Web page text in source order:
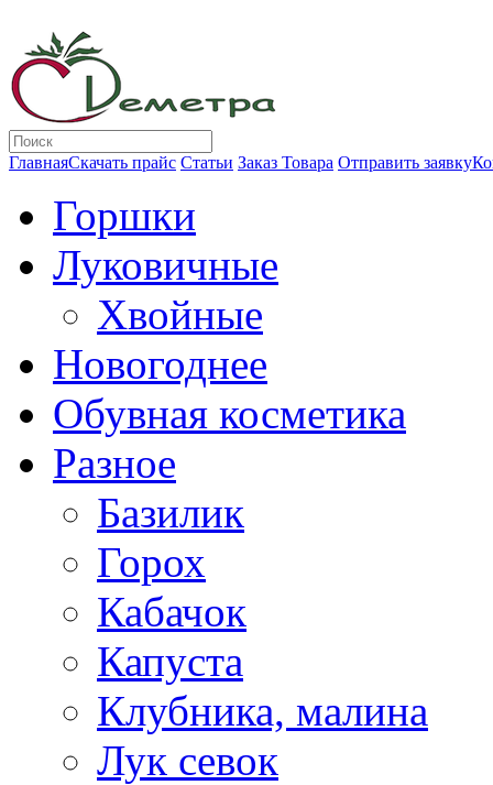
ГлавнаяСкачать прайс Статьи Заказ Товара Отправить заявку
Горшки
Луковичные
Хвойные
Новогоднее
Обувная косметика
Разное
Базилик
Горох
Кабачок
Капуста
Клубника, малина
Лук севок